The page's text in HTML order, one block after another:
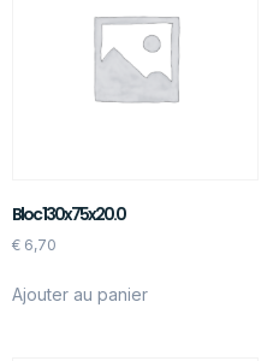
Bloc 130x75x20.0
€ 6,70
Ajouter au panier